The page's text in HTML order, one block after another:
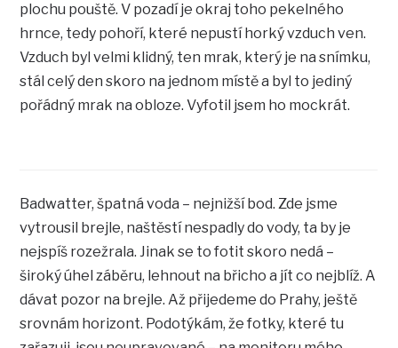
plochu pouště. V pozadí je okraj toho pekelného
hrnce, tedy pohoří, které nepustí horký vzduch ven.
Vzduch byl velmi klidný, ten mrak, který je na snímku,
stál celý den skoro na jednom místě a byl to jediný
pořádný mrak na obloze. Vyfotil jsem ho mockrát.
Badwatter, špatná voda – nejnižší bod. Zde jsme
vytrousil brejle, naštěstí nespadly do vody, ta by je
nejspíš rozežrala. Jinak se to fotit skoro nedá –
široký úhel záběru, lehnout na břicho a jít co nejblíž. A
dávat pozor na brejle. Až přijedeme do Prahy, ještě
srovnám horizont. Podotýkám, že fotky, které tu